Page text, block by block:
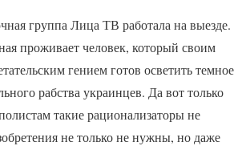
группа Лица ТВ работала на выезде.
проживает человек, который своим
гением готов осветить темное
рабства украинцев. Да вот только
такие рационализаторы не
не только не нужны, но даже